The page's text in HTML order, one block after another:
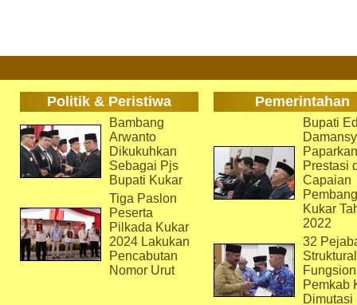
Politik & Peristiwa Pemerintahan
Bambang
Arwanto
Dikukuhkan
Sebagai Pjs
Bupati Kukar
Tiga Paslon
Peserta
Pilkada Kukar
2024 Lakukan
Pencabutan
Nomor Urut
Bupati
Paparkan
Prestasi
Capaian
Kukar
2022
32
Pemkab
Dimutasi